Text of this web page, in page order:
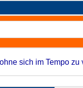
sich im Tempo zu